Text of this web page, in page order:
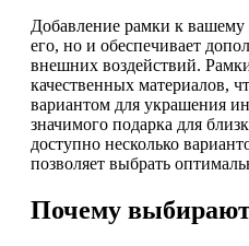
Добавление рамки к вашему
его, но и обеспечивает
внешних воздействий.
качественных материалов,
вариантом для украшения
значимого подарка для
доступно несколько
позволяет выбрать
Почему